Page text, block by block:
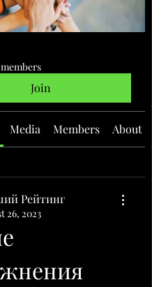
members
Join
Media Members About
Рейтинг
26, 2023